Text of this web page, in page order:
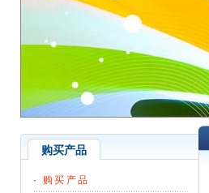
购买产品
· 购买产品